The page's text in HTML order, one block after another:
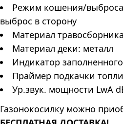
Режим кошения/
выброс в сторону
Материал
Материал деки: металл
Индикатор
Праймер подкачки
Ур.звук. мощности LwA
Газонокосилку можно